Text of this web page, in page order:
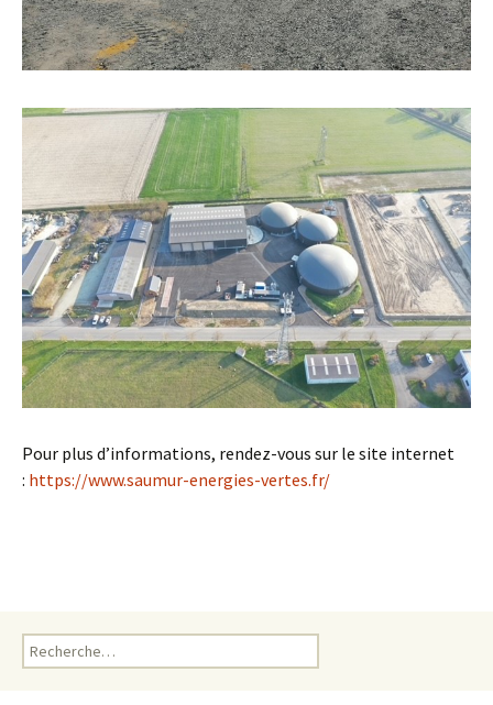
Pour plus d’informations, rendez-vous sur le site internet
: https://www.saumur-energies-vertes.fr/
Rechercher :